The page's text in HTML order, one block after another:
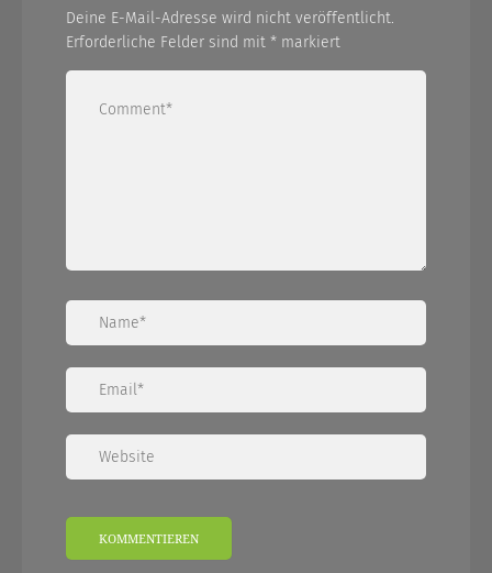
Deine E-Mail-Adresse wird nicht veröffentlicht.
Erforderliche Felder sind mit * markiert